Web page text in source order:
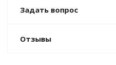
Задать вопрос
Отзывы